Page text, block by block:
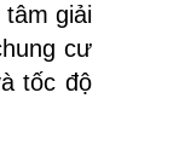
giải
cư
tốc độ